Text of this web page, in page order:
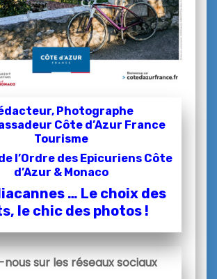
Photographe
Côte d’Azur France
Tourisme
l’Ordre des Epicuriens Côte
d’Azur & Monaco
… Le choix des
le chic des photos !
nous sur les réseaux sociaux